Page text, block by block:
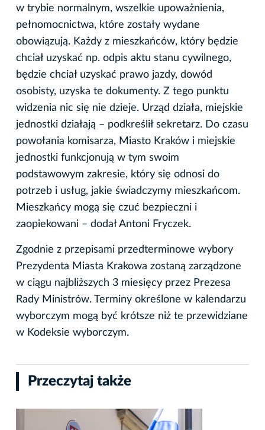
w trybie normalnym, wszelkie upoważnienia,
pełnomocnictwa, które zostały wydane
obowiązują. Każdy z mieszkańców, który będzie
chciał uzyskać np. odpis aktu stanu cywilnego,
będzie chciał uzyskać prawo jazdy, dowód
osobisty, uzyska te dokumenty. Z tego punktu
widzenia nic się nie dzieje. Urząd działa, miejskie
jednostki działają – podkreślił sekretarz. Do czasu
powołania komisarza, Miasto Kraków i miejskie
jednostki funkcjonują w tym swoim
podstawowym zakresie, który się odnosi do
potrzeb i usług, jakie świadczymy mieszkańcom.
Mieszkańcy mogą się czuć bezpieczni i
zaopiekowani – dodał Antoni Fryczek.
Zgodnie z przepisami przedterminowe wybory
Prezydenta Miasta Krakowa zostaną zarządzone
w ciągu najbliższych 3 miesięcy przez Prezesa
Rady Ministrów. Terminy określone w kalendarzu
wyborczym mogą być krótsze niż te przewidziane
w Kodeksie wyborczym.
Przeczytaj także